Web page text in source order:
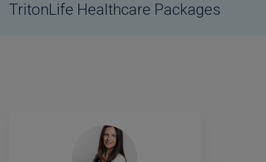
TritonLife Healthcare Packages